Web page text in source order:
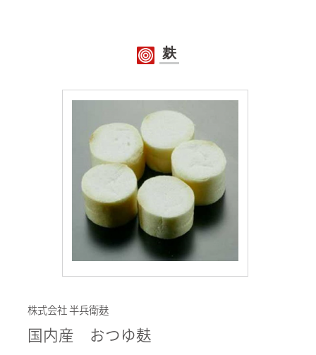
麸
株式会社 半兵衛麸
国内産 おつゆ麸